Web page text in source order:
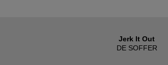
Jerk It Out
DE SOFFER